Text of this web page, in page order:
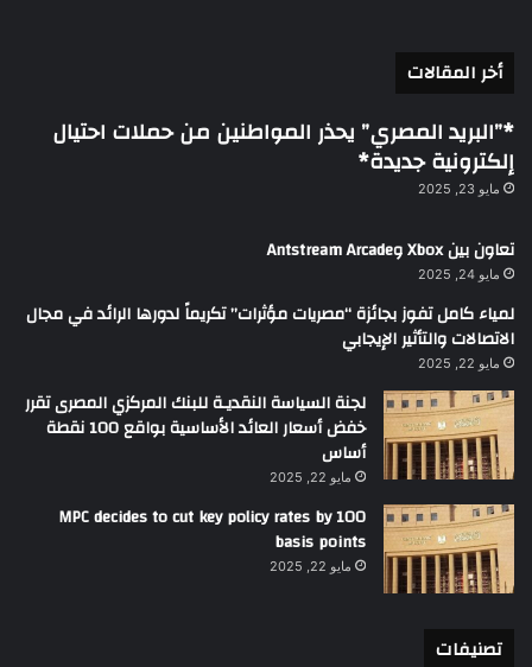
أخر المقالات
*”البريد المصري” يحذر المواطنين من حملات احتيال
إلكترونية جديدة*
مايو 23, 2025
تعاون بين Xbox وAntstream Arcade
مايو 24, 2025
لمياء كامل تفوز بجائزة “مصريات مؤثرات” تكريماً لدورها الرائد في مجال
الاتصالات والتأثير الإيجابي
مايو 22, 2025
لجنة السياسة النقديـة للبنك المركزي المصرى تقرر
خفض أسعار العائد الأساسية بواقع 100 نقطة
أساس
مايو 22, 2025
MPC decides to cut key policy rates by 100
basis points
مايو 22, 2025
تصنيفات